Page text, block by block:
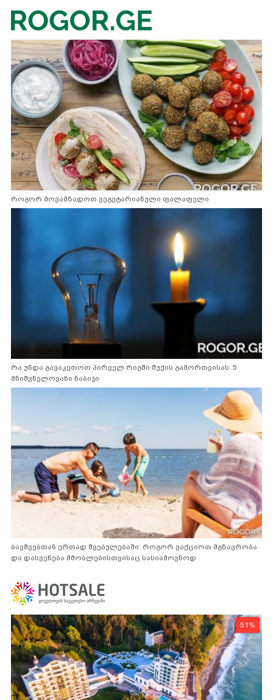
როგორ მოვამზადოთ ვეგეტარიანული ფალაფელი
რა უნდა გავაკეთოთ პირველ რიგში შუქის გამორთვისას: 5
მნიშვნელოვანი ნაბიჯი
ბავშვებთან ერთად შვებულებაში: როგორ ვაქციოთ მგზავრობა
და დასვენება მშობლებისთვისაც სასიამოვნოდ
51%